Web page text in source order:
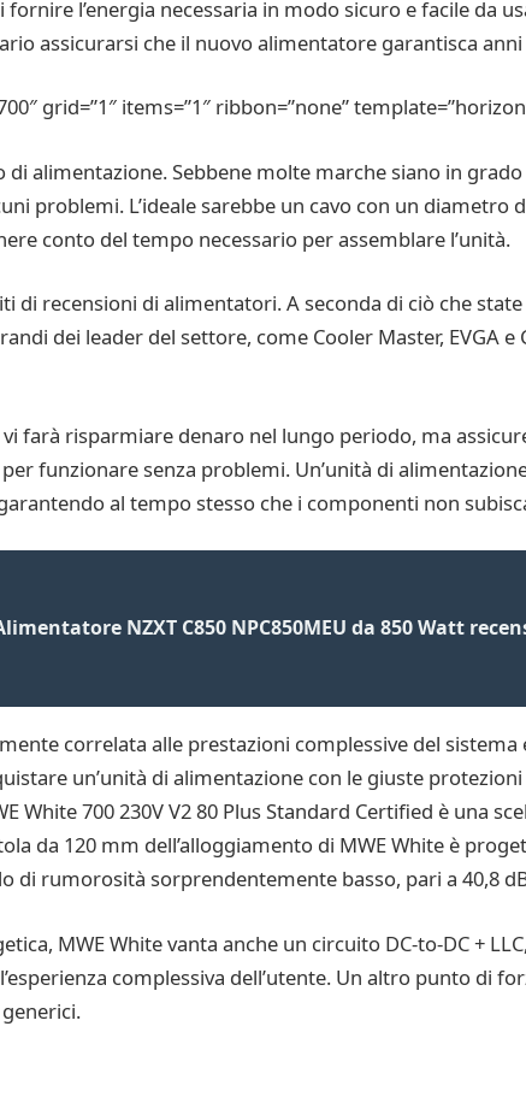
l’energia necessaria in modo sicuro e facile da
assicurarsi che il nuovo alimentatore garantisca
grid=”1″ items=”1″ ribbon=”none”
di alimentazione. Sebbene molte marche siano in
problemi. L’ideale sarebbe un cavo con un diametro
conto del tempo necessario per assemblare l’unità.
di recensioni di alimentatori. A seconda di ciò che
dei leader del settore, come Cooler Master, EVGA e
farà risparmiare denaro nel lungo periodo, ma
funzionare senza problemi. Un’unità di
al tempo stesso che i componenti non
NZXT C850 NPC850MEU da 850 Watt
correlata alle prestazioni complessive del
un’unità di alimentazione con le giuste
White 700 230V V2 80 Plus Standard Certified è una
da 120 mm dell’alloggiamento di MWE White è
di rumorosità sorprendentemente basso, pari a 40,8
MWE White vanta anche un circuito DC-to-DC +
complessiva dell’utente. Un altro punto di